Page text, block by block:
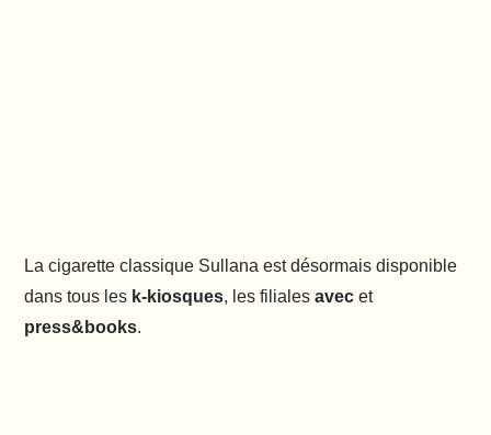
La cigarette classique Sullana est désormais disponible
dans tous les k-kiosques, les filialesavec et
press&books.